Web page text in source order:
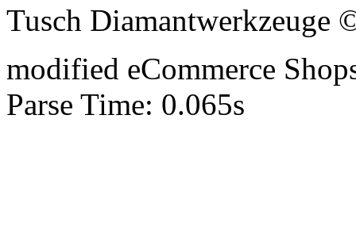
Tusch Diamantwerkzeuge
modified eCommerce
Parse Time: 0.065s